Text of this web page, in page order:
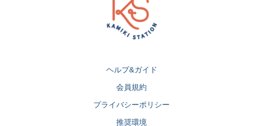
ヘルプ&ガイド
会員規約
プライバシーポリシー
推奨環境